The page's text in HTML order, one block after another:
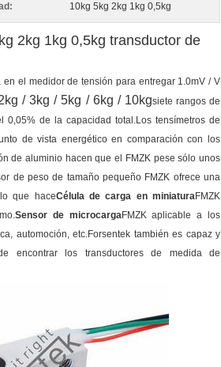
10kg 5kg 2kg 1kg 0,5kg
2kg 1kg 0,5kg transductor de
el medidor de tensión para entregar 1.0mV / V
/ 3kg / 5kg / 6kg / 10kgsiete rangos de
de la capacidad total.Los tensímetros de
de vista energético en comparación con los
de aluminio hacen que el FMZK pese sólo unos
de peso de tamaño pequeño FMZK ofrece una
que haceCélula de carga en miniaturaFMZK
Sensor de microcargaFMZK aplicable a los
automoción, etc.Forsentek también es capaz y
encontrar los transductores de medida de